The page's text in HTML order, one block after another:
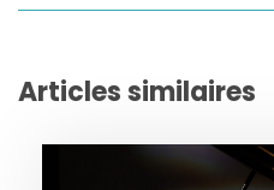
Articles similaires